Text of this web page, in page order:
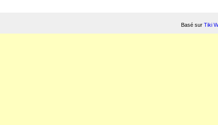
Basé sur Tiki